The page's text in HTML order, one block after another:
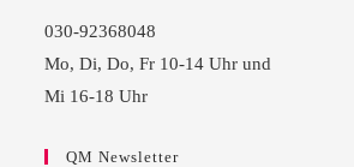
030-92368048
Mo, Di, Do, Fr 10-14 Uhr und
Mi 16-18 Uhr
QM Newsletter